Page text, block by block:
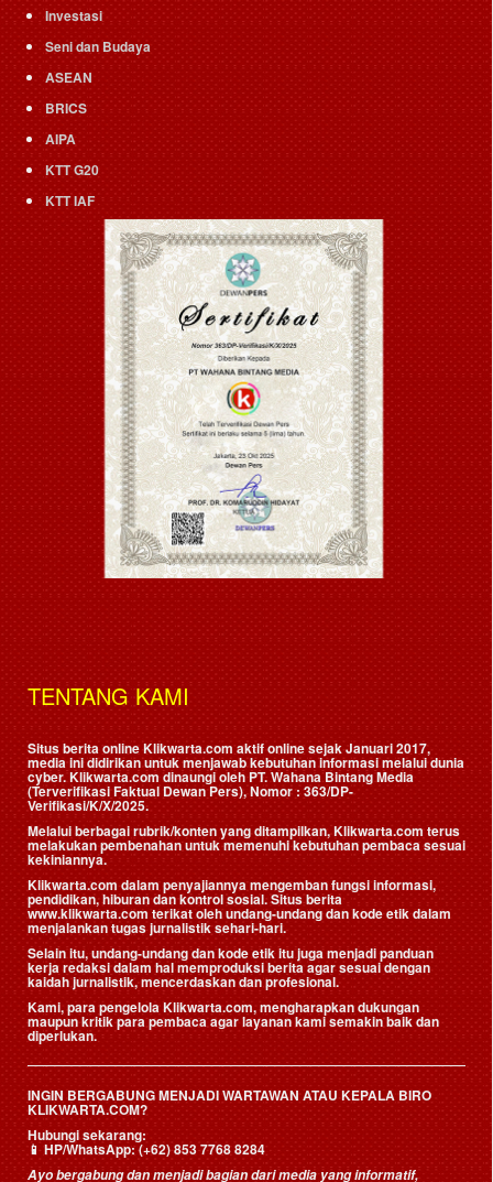
Investasi
Seni dan Budaya
ASEAN
BRICS
AIPA
KTT G20
KTT IAF
TENTANG KAMI
Situs berita online Klikwarta.com aktif online sejak Januari 2017,
media ini didirikan untuk menjawab kebutuhan informasi melalui dunia
cyber. Klikwarta.com dinaungi oleh PT. Wahana Bintang Media
(Terverifikasi Faktual Dewan Pers), Nomor : 363/DP-
Verifikasi/K/X/2025.
Melalui berbagai rubrik/konten yang ditampilkan, Klikwarta.com terus
melakukan pembenahan untuk memenuhi kebutuhan pembaca sesuai
kekiniannya.
Klikwarta.com dalam penyajiannya mengemban fungsi informasi,
pendidikan, hiburan dan kontrol sosial. Situs berita
www.klikwarta.com terikat oleh undang-undang dan kode etik dalam
menjalankan tugas jurnalistik sehari-hari.
Selain itu, undang-undang dan kode etik itu juga menjadi panduan
kerja redaksi dalam hal memproduksi berita agar sesuai dengan
kaidah jurnalistik, mencerdaskan dan profesional.
Kami, para pengelola Klikwarta.com, mengharapkan dukungan
maupun kritik para pembaca agar layanan kami semakin baik dan
diperlukan.
INGIN BERGABUNG MENJADI WARTAWAN ATAU KEPALA BIRO
KLIKWARTA.COM?
Hubungi sekarang:
📱HP/WhatsApp:(+62) 853 7768 8284
Ayo bergabung dan menjadi bagian dari media yang informatif,